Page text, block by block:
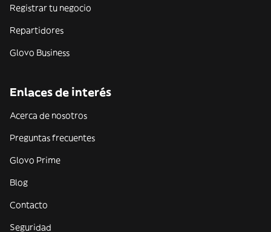
Registrar tu negocio
Repartidores
Glovo Business
Enlaces de interés
Acerca de nosotros
Preguntas frecuentes
Glovo Prime
Blog
Contacto
Seguridad